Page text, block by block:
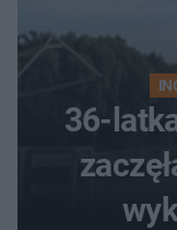
36-